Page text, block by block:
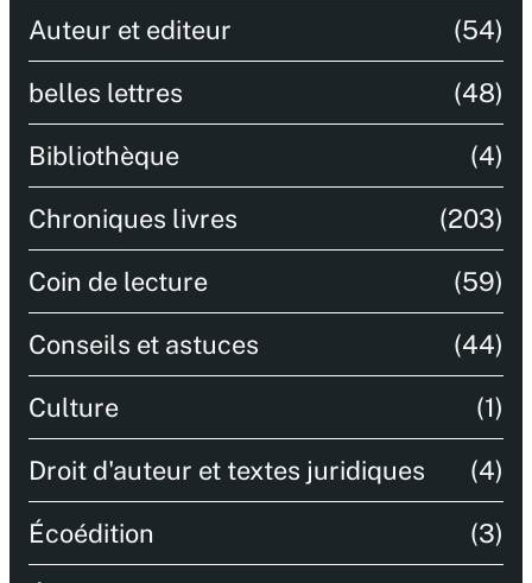
Auteur et editeur (54)
belles lettres (48)
Bibliothèque (4)
Chroniques livres (203)
Coin de lecture (59)
Conseils et astuces (44)
Culture (1)
Droit d'auteur et textes juridiques (4)
Écoédition (3)